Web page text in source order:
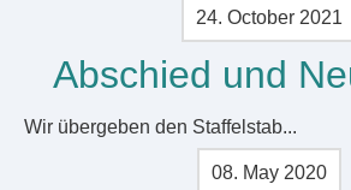
24. October 2021
Abschied und
Wir übergeben den Staffelstab...
08. May 2020